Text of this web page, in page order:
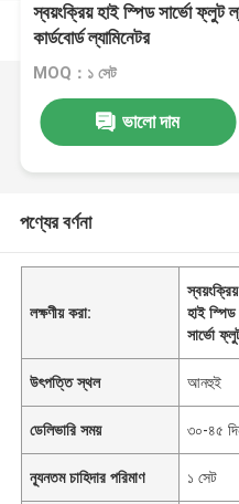
স্বয়ংক্রিয় হাই স্পিড সার্ভো ফ্লুট
কার্ডবোর্ড ল্যামিনেটর
MOQ：১ সেট
ভালো দাম
পণ্যের বর্ণনা
লক্ষণীয় করা:
স্বয়ংক্রিয়
হাই স্পিড
সার্ভো
উৎপত্তি স্থল আনহুই
ডেলিভারি সময় ৩০-৪৫
ন্যূনতম চাহিদার পরিমাণ ১ সেট